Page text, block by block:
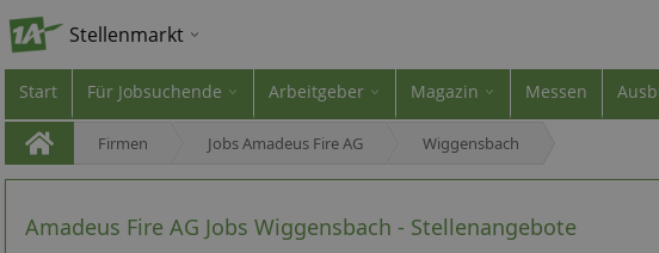
Stellenmarkt
Start Für Jobsuchende Arbeitgeber Magazin Messen
Firmen Jobs Amadeus Fire AG Wiggensbach
Amadeus Fire AG Jobs Wiggensbach - Stellenangebote